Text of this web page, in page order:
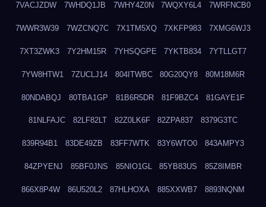
7VACJZDW 7WHDQ1JB 7WHY4Z0N 7WQXY6L4 7WRFNCB0
7WWR3W39 7WZCNQ7C 7X1TM5XQ 7XKFP983 7XMG6WJ3
7XT3ZWK3 7Y2HM15R 7YHSQGPE 7YKTB834 7YTLLGT7
7YW8HTW1 7ZUCLJ14 804ITWBC 80G20QY8 80M18M6R
80NDABQJ 80TBA1GP 81B6R5DR 81F9BZC4 81GAYE1F
81NLFAJC 82LF82LT 82Z0LK6F 82ZPA837 8379G3TC
839R94B1 83DE49ZB 83FF7WTK 83Y6WTO0 843AMPY3
84ZPYENJ 85BF0JNS 85NIO1GL 85YB83US 85Z8IMBR
866X8P4W 86U520L2 87HLHOXA 885XXWB7 8893NQNM